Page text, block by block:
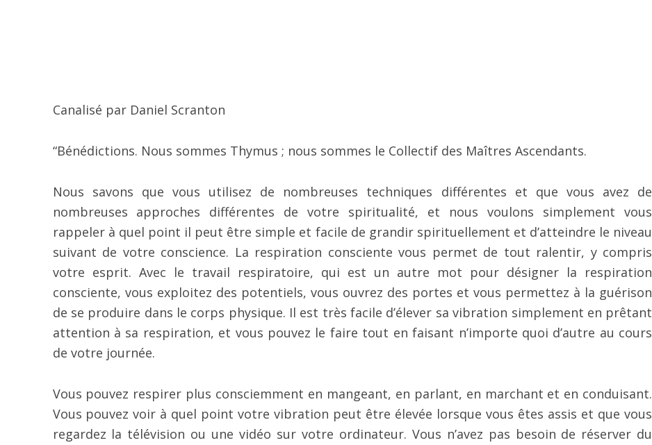
Canalisé par Daniel Scranton
“Bénédictions. Nous sommes Thymus ; nous sommes le Collectif des Maîtres Ascendants.
Nous savons que vous utilisez de nombreuses techniques différentes et que vous avez de
nombreuses approches différentes de votre spiritualité, et nous voulons simplement vous
rappeler à quel point il peut être simple et facile de grandir spirituellement et d’atteindre le niveau
suivant de votre conscience. La respiration consciente vous permet de tout ralentir, y compris
votre esprit. Avec le travail respiratoire, qui est un autre mot pour désigner la respiration
consciente, vous exploitez des potentiels, vous ouvrez des portes et vous permettez à la guérison
de se produire dans le corps physique. Il est très facile d’élever sa vibration simplement en prêtant
attention à sa respiration, et vous pouvez le faire tout en faisant n’importe quoi d’autre au cours
de votre journée.
Vous pouvez respirer plus consciemment en mangeant, en parlant, en marchant et en conduisant.
Vous pouvez voir à quel point votre vibration peut être élevée lorsque vous êtes assis et que vous
regardez la télévision ou une vidéo sur votre ordinateur. Vous n’avez pas besoin de réserver du